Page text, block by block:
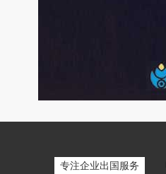
专注企业出国服务